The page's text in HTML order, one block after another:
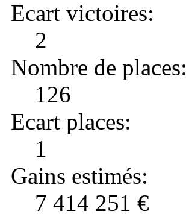
Ecart victoires:
2
Nombre de places:
126
Ecart places:
1
Gains estimés:
7 414 251 €